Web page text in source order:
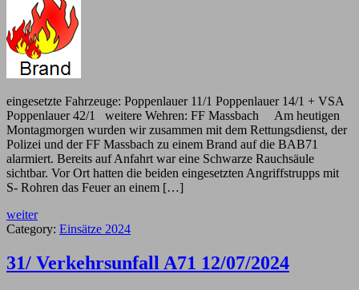
eingesetzte Fahrzeuge: Poppenlauer 11/1 Poppenlauer 14/1 + VSA
Poppenlauer 42/1 weitere Wehren: FF Massbach Am heutigen
Montagmorgen wurden wir zusammen mit dem Rettungsdienst, der
Polizei und der FF Massbach zu einem Brand auf die BAB71
alarmiert. Bereits auf Anfahrt war eine Schwarze Rauchsäule
sichtbar. Vor Ort hatten die beiden eingesetzten Angriffstrupps mit
S- Rohren das Feuer an einem […]
weiter
Category: Einsätze 2024
31/ Verkehrsunfall A71 12/07/2024